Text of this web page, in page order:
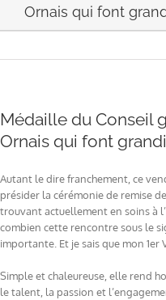
Ornais qui font
Médaille du Conseil
Ornais qui font
Autant le dire franchement, ce
présider la cérémonie de remise
trouvant actuellement en soins à
combien cette rencontre sous le
importante. Et je sais que mon 1er
Simple et chaleureuse, elle rend
le talent, la passion et